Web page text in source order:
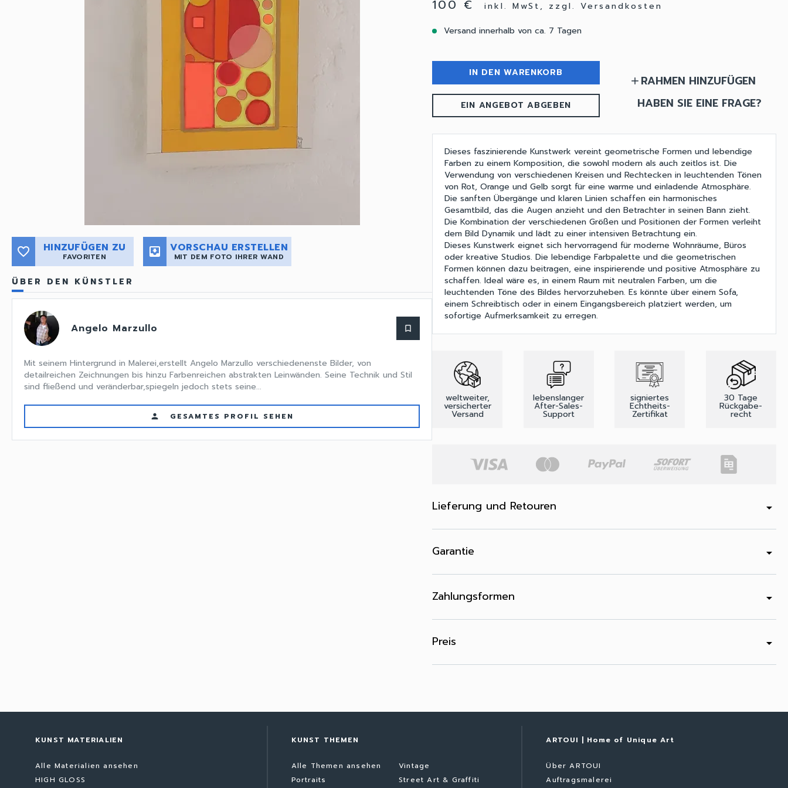
favorite_border HINZUFÜGEN ZU
FAVORITEN move_to_inbox VORSCHAU ERSTELLEN
MIT DEM FOTO IHRER WAND
ÜBER DEN KÜNSTLER
Angelo Marzullo bookmark_border
Mit seinem Hintergrund in Malerei,erstellt Angelo Marzullo verschiedenenste Bilder, von
detailreichen Zeichnungen bis hinzu Farbenreichen abstrakten Leinwänden. Seine Technik und Stil
sind fließend und veränderbar,spiegeln jedoch stets seine...
person GESAMTES PROFIL SEHEN
100 €
inkl. MwSt, zzgl. Versandkosten
Versand innerhalb von ca. 7 Tagen
IN DEN WARENKORB
EIN ANGEBOT ABGEBEN
add RAHMEN HINZUFÜGEN
HABEN SIE EINE FRAGE?
Dieses faszinierende Kunstwerk vereint geometrische Formen und lebendige
Farben zu einem Komposition, die sowohl modern als auch zeitlos ist. Die
Verwendung von verschiedenen Kreisen und Rechtecken in leuchtenden Tönen
von Rot, Orange und Gelb sorgt für eine warme und einladende Atmosphäre.
Die sanften Übergänge und klaren Linien schaffen ein harmonisches
Gesamtbild, das die Augen anzieht und den Betrachter in seinen Bann zieht.
Die Kombination der verschiedenen Größen und Positionen der Formen verleiht
dem Bild Dynamik und lädt zu einer intensiven Betrachtung ein.
Dieses Kunstwerk eignet sich hervorragend für moderne Wohnräume, Büros
oder kreative Studios. Die lebendige Farbpalette und die geometrischen
Formen können dazu beitragen, eine inspirierende und positive Atmosphäre zu
schaffen. Ideal wäre es, in einem Raum mit neutralen Farben, um die
leuchtenden Töne des Bildes hervorzuheben. Es könnte über einem Sofa,
einem Schreibtisch oder in einem Eingangsbereich platziert werden, um
sofortige Aufmerksamkeit zu erregen.
weltweiter,
versicherter
Versand
lebenslanger
After-Sales-
Support
signiertes
Echtheits-
Zertifikat
30 Tage
Rückgabe-
recht
Lieferung und Retouren arrow_drop_down
Garantie arrow_drop_down
Zahlungsformen arrow_drop_down
Preis arrow_drop_down
KUNST MATERIALIEN
Alle Materialien ansehen
HIGH GLOSS
KUNST THEMEN
Alle Themen ansehen
Portraits
Vintage
Street Art & Graffiti
ARTOUI | Home of Unique Art
Über ARTOUI
Auftragsmalerei